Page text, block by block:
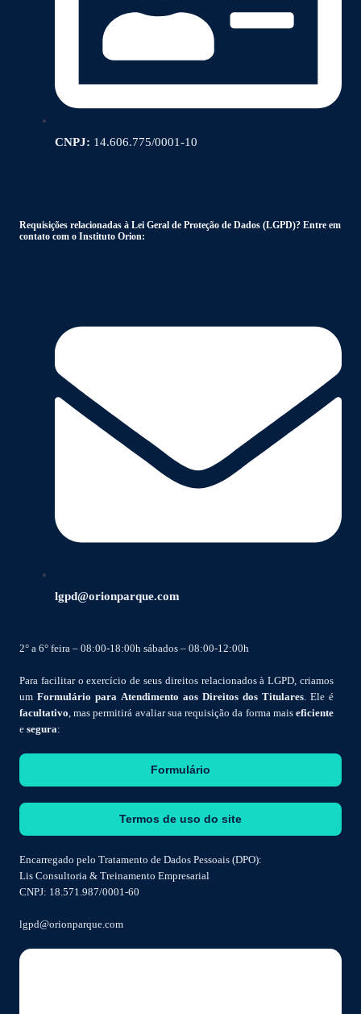
CNPJ: 14.606.775/0001-10
Requisições relacionadas à Lei Geral de Proteção de Dados (LGPD)? Entre em
contato com o Instituto Orion:
lgpd@orionparque.com
2° a 6° feira – 08:00-18:00h sábados – 08:00-12:00h
Para facilitar o exercício de seus direitos relacionados à LGPD, criamos
um Formulário para Atendimento aos Direitos dos Titulares. Ele é
facultativo, mas permitirá avaliar sua requisição da forma mais eficiente
e segura:
Formulário
Termos de uso do site
Encarregado pelo Tratamento de Dados Pessoais (DPO):
Lis Consultoria & Treinamento Empresarial
CNPJ: 18.571.987/0001-60
lgpd@orionparque.com